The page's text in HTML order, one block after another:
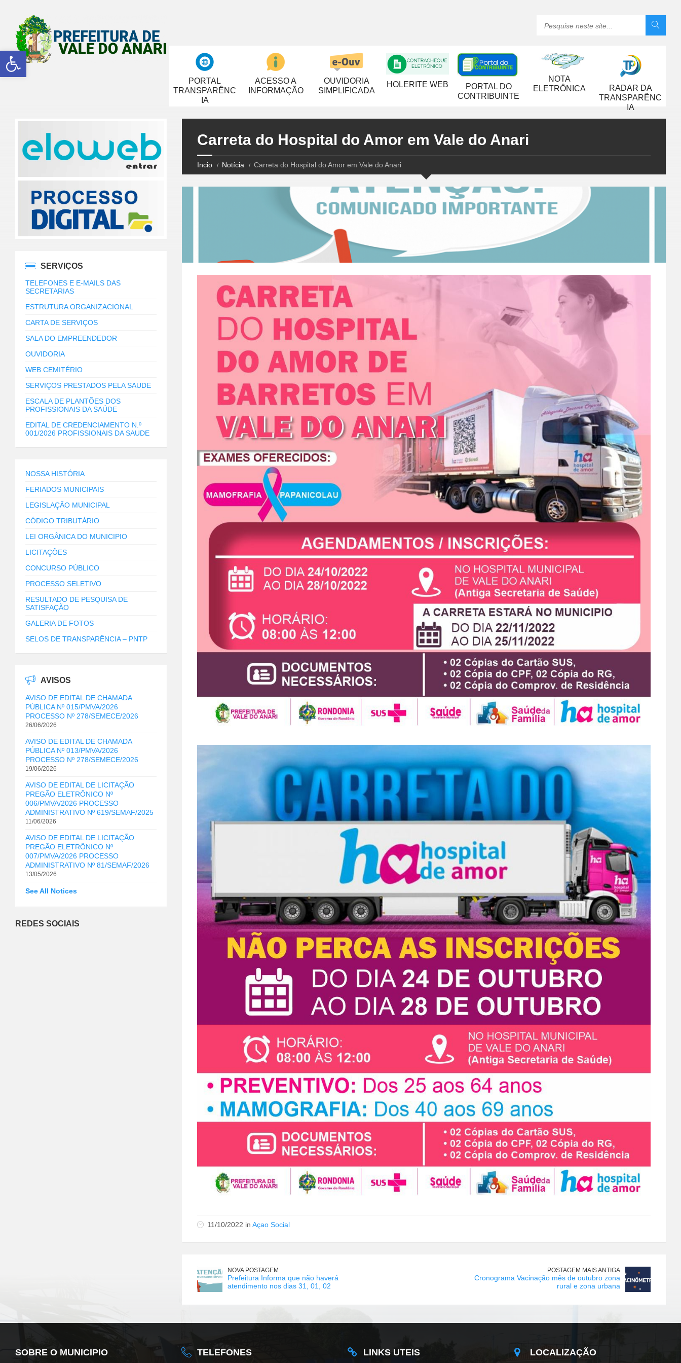
Abrir a barra de ferramentas
PORTAL
TRANSPARÊNC
IA
ACESSO A
INFORMAÇÃO
OUVIDORIA
SIMPLIFICADA
HOLERITE WEB
PORTAL DO
CONTRIBUINTE
NOTA
ELETRÔNICA
RADAR DA
TRANSPARÊNC
IA
Carreta do Hospital do Amor em Vale do Anari
Incio Notícia Carreta do Hospital do Amor em Vale do Anari
11/10/2022 in Açao Social
NOVA POSTAGEM
Prefeitura Informa que não haverá
atendimento nos dias 31, 01, 02
POSTAGEM MAIS ANTIGA
Cronograma Vacinação mês de outubro zona
rural e zona urbana
SERVIÇOS
TELEFONES E E-MAILS DAS
SECRETARIAS
ESTRUTURA ORGANIZACIONAL
CARTA DE SERVIÇOS
SALA DO EMPREENDEDOR
OUVIDORIA
WEB CEMITÉRIO
SERVIÇOS PRESTADOS PELA SAUDE
ESCALA DE PLANTÕES DOS
PROFISSIONAIS DA SAÚDE
EDITAL DE CREDENCIAMENTO N.º
001/2026 PROFISSIONAIS DA SAUDE
NOSSA HISTÓRIA
FERIADOS MUNICIPAIS
LEGISLAÇÃO MUNICIPAL
CÓDIGO TRIBUTÁRIO
LEI ORGÂNICA DO MUNICIPIO
LICITAÇÕES
CONCURSO PÚBLICO
PROCESSO SELETIVO
RESULTADO DE PESQUISA DE
SATISFAÇÃO
GALERIA DE FOTOS
SELOS DE TRANSPARÊNCIA – PNTP
AVISOS
AVISO DE EDITAL DE CHAMADA
PÚBLICA Nº 015/PMVA/2026
PROCESSO Nº 278/SEMECE/2026
26/06/2026
AVISO DE EDITAL DE CHAMADA
PÚBLICA Nº 013/PMVA/2026
PROCESSO Nº 278/SEMECE/2026
19/06/2026
AVISO DE EDITAL DE LICITAÇÃO
PREGÃO ELETRÔNICO Nº
006/PMVA/2026 PROCESSO
ADMINISTRATIVO Nº 619/SEMAF/2025
11/06/2026
AVISO DE EDITAL DE LICITAÇÃO
PREGÃO ELETRÔNICO Nº
007/PMVA/2026 PROCESSO
ADMINISTRATIVO Nº 81/SEMAF/2026
13/05/2026
See All Notices
REDES SOCIAIS
SOBRE O MUNICIPIO TELEFONES LINKS UTEIS LOCALIZAÇÃO